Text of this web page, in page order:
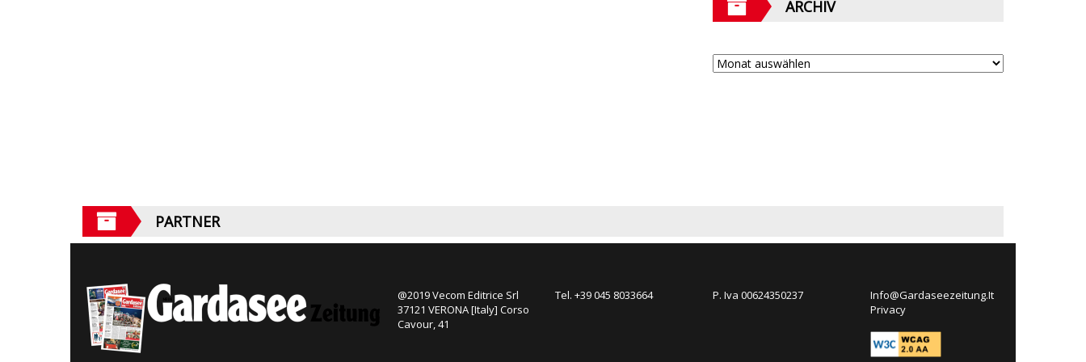
ARCHIV
PARTNER
@2019 Vecom Editrice Srl
37121 VERONA [Italy] Corso
Cavour, 41
Tel. +39 045 8033664 P. Iva 00624350237
Info@Gardaseezeitung.It
Privacy